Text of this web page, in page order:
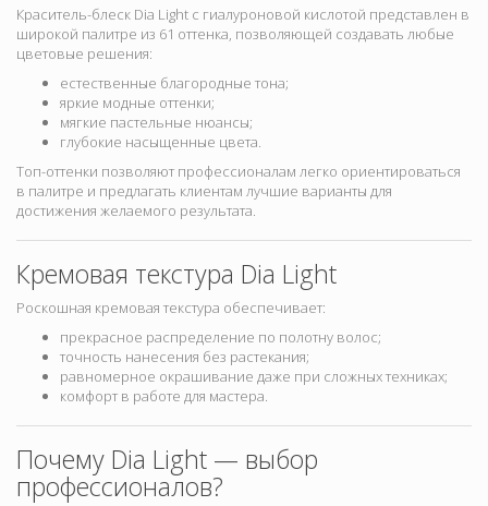
Краситель-блеск Dia Light с гиалуроновой кислотой представлен в
широкой палитре из 61 оттенка, позволяющей создавать любые
цветовые решения:
естественные благородные тона;
яркие модные оттенки;
мягкие пастельные нюансы;
глубокие насыщенные цвета.
Топ-оттенки позволяют профессионалам легко ориентироваться
в палитре и предлагать клиентам лучшие варианты для
достижения желаемого результата.
Кремовая текстура Dia Light
Роскошная кремовая текстура обеспечивает:
прекрасное распределение по полотну волос;
точность нанесения без растекания;
равномерное окрашивание даже при сложных техниках;
комфорт в работе для мастера.
Почему Dia Light — выбор
профессионалов?